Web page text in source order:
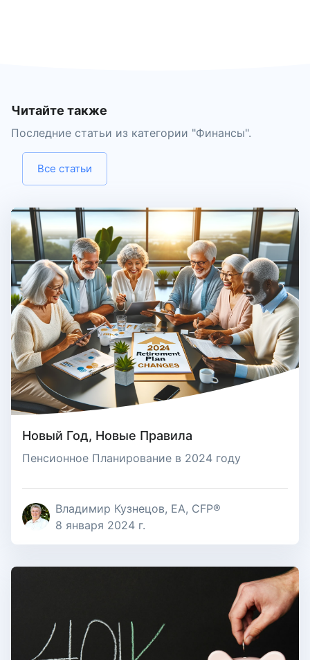
Читайте также
Последние статьи из категории "Финансы".
Все статьи
Новый Год, Новые Правила
Пенсионное Планирование в 2024 году
Владимир Кузнецов, EA, CFP®
8 января 2024 г.